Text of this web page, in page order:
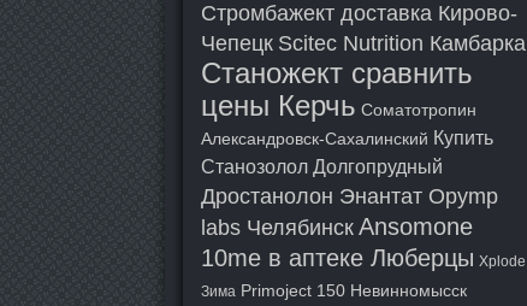
Стромбажект доставка Кирово-
Чепецк Scitec Nutrition Камбарка
Станожект сравнить
цены Керчь Соматотропин
Александровск-Сахалинский Купить
Станозолол Долгопрудный
Дростанолон Энантат Opymp
labs Челябинск Ansomone
10me в аптеке Люберцы Xplode
Зима Primoject 150 Невинномысск